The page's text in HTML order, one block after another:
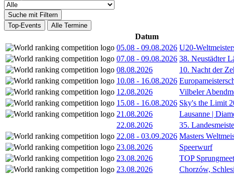
Suche mit Filtern
Top-Events
Alle Termine
Datum
05.08 - 09.08.2026 U20-
07.08 - 09.08.2026 38. Neustädter
08.08.2026
10. Nacht der
10.08 - 16.08.2026
12.08.2026
Vilbeler
15.08 - 16.08.2026 Sky's the Limit
21.08.2026
Lausanne |
22.08.2026
35.
22.08 - 03.09.2026 Masters
23.08.2026
Speerwurf
23.08.2026
TOP
23.08.2026
Chorzów,